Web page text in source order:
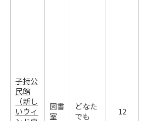
子持公
民館
（新し
いウィ
図書
室
どなた
でも
12